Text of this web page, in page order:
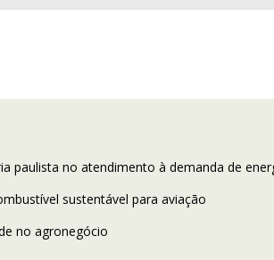
paulista no atendimento à demanda de
sustentável para aviação
no agronegócio